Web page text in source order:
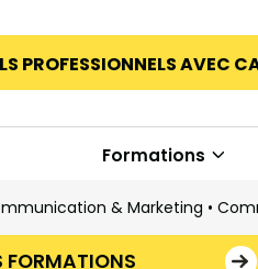
PROFESSIONNELS AVEC
Formations
& Marketing •
FORMATIONS